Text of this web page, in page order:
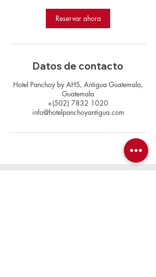
Reservar ahora
Datos de contacto
Hotel Panchoy by AHS, Antigua Guatemala,
Guatemala
+(502) 7832 1020
info@hotelpanchoyantigua.com